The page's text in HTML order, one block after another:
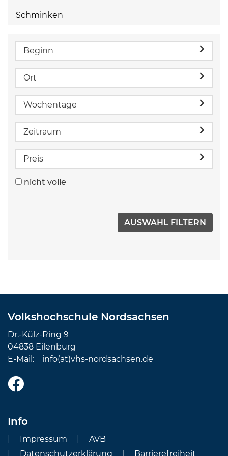
Schminken
Beginn
Ort
Wochentage
Zeitraum
Preis
nicht volle
Volkshochschule Nordsachsen
Dr.-Külz-Ring 9
04838 Eilenburg
E-Mail: info(at)vhs-nordsachsen.de
Info
Impressum
AVB
Datenschutzerklärung
Barrierefreiheit